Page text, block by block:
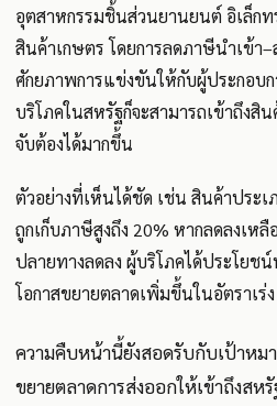
อุตสาหกรรมชิ้นส่วนยานยนต์ อิเล็ก
สินค้าเกษตร โดยการลดภาษีนำเข้า–
ศักยภาพการแข่งขันให้กับผู้ประกอบ
บริโภคในสหรัฐก็จะสามารถเข้าถึงสิ
จับต้องได้มากขึ้น
ตัวอย่างที่เห็นได้ชัด เช่น สินค้าประ
ถูกเก็บภาษีสูงถึง 20% หากลดลงเห
ปลายทางลดลง ผู้บริโภคได้ประโยช
โอกาสขยายตลาดเพิ่มขึ้นในอัตราเร่ง
ความคืบหน้านี้ยังสอดรับกับเป้าหม
ขยายตลาดการส่งออกให้เข้าถึงสห